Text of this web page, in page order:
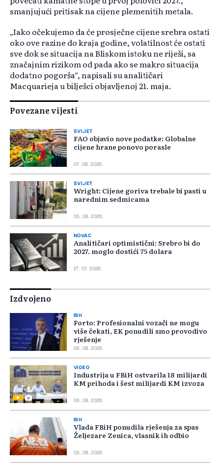
smanjujući pritisak na cijene plemenitih metala.
„Iako očekujemo da će prosječne cijene srebra ostati
oko ove razine do kraja godine, volatilnost će ostati
sve dok se situacija na Bliskom istoku ne riješi, sa
značajnim rizikom od pada ako se makro situacija
dodatno pogorša“, napisali su analitičari
Macquarieja u bilješci objavljenoj 21. maja.
Povezane vijesti
SVIJET
FAO objavio nove podatke: Globalne
cijene hrane ponovo porasle
07. 08. 2026.
SVIJET
Wright: Cijene goriva trebale bi pasti u
narednim sedmicama
05. 08. 2026.
NOVAC
Analitičari optimistični: Srebro bi do
2027. moglo dostići 75 dolara
27. 07. 2026.
Izdvojeno
BIH
Forto: Profesionalni vozači ne mogu
više čekati, EK ponudili smo provodivo
rješenje
06. 08. 2026.
VIDEO
Industrija u FBiH ostvarila 18 milijardi
KM prihoda i šest milijardi KM izvoza
06. 08. 2026.
BIH
Vlada FBiH ponudila rješenja za spas
Željezare Zenica, vlasnik ih odbio
05. 08. 2026.